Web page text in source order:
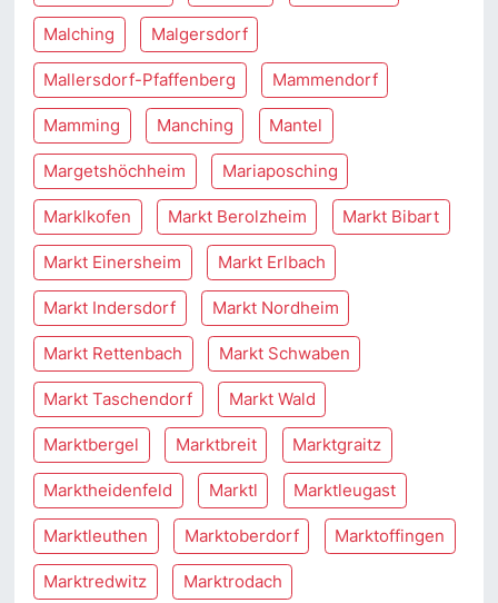
Malching Malgersdorf
Mallersdorf-Pfaffenberg Mammendorf
Mamming Manching Mantel
Margetshöchheim Mariaposching
Marklkofen Markt Berolzheim Markt Bibart
Markt Einersheim Markt Erlbach
Markt Indersdorf Markt Nordheim
Markt Rettenbach Markt Schwaben
Markt Taschendorf Markt Wald
Marktbergel Marktbreit Marktgraitz
Marktheidenfeld Marktl Marktleugast
Marktleuthen Marktoberdorf Marktoffingen
Marktredwitz Marktrodach